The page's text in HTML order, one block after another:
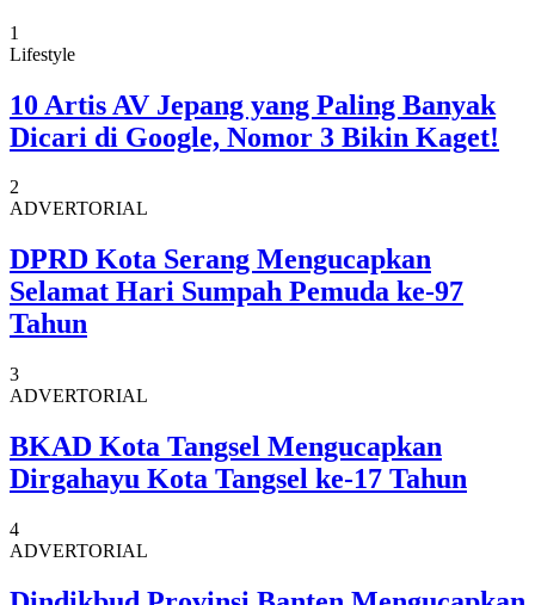
1
Lifestyle
10 Artis AV Jepang yang Paling Banyak
Dicari di Google, Nomor 3 Bikin Kaget!
2
ADVERTORIAL
DPRD Kota Serang Mengucapkan
Selamat Hari Sumpah Pemuda ke-97
Tahun
3
ADVERTORIAL
BKAD Kota Tangsel Mengucapkan
Dirgahayu Kota Tangsel ke-17 Tahun
4
ADVERTORIAL